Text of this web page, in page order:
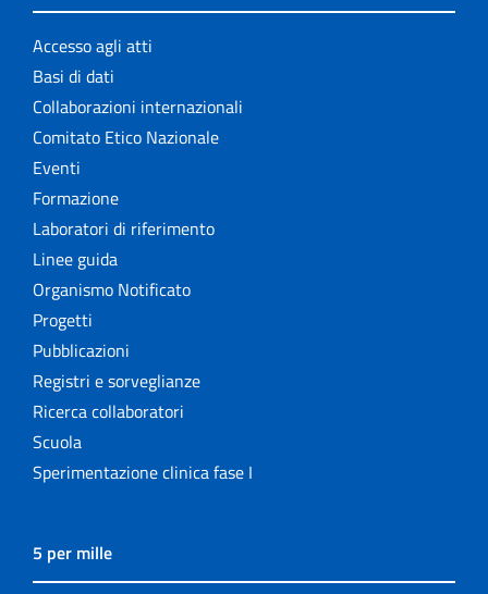
Accesso agli atti
Basi di dati
Collaborazioni internazionali
Comitato Etico Nazionale
Eventi
Formazione
Laboratori di riferimento
Linee guida
Organismo Notificato
Progetti
Pubblicazioni
Registri e sorveglianze
Ricerca collaboratori
Scuola
Sperimentazione clinica fase I
5 per mille